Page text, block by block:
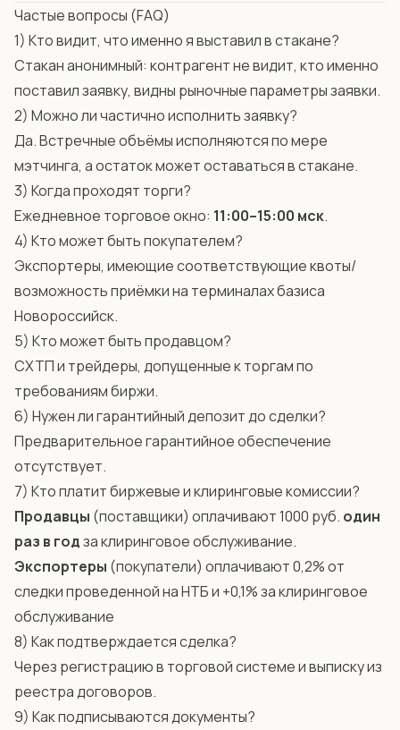
Частые вопросы (FAQ)
1) Кто видит, что именно я выставил в стакане?
Стакан анонимный: контрагент не видит, кто именно
поставил заявку, видны рыночные параметры заявки.
2) Можно ли частично исполнить заявку?
Да. Встречные объёмы исполняются по мере
мэтчинга, а остаток может оставаться в стакане.
3) Когда проходят торги?
Ежедневное торговое окно: 11:00–15:00 мск.
4) Кто может быть покупателем?
Экспортеры, имеющие соответствующие квоты/
возможность приёмки на терминалах базиса
Новороссийск.
5) Кто может быть продавцом?
СХТП и трейдеры, допущенные к торгам по
требованиям биржи.
6) Нужен ли гарантийный депозит до сделки?
Предварительное гарантийное обеспечение
отсутствует.
7) Кто платит биржевые и клиринговые комиссии?
Продавцы (поставщики) оплачивают 1000 руб. один
раз в годза клиринговое обслуживание.
Экспортеры (покупатели) оплачивают 0,2% от
следки проведенной на НТБ и +0,1% за клиринговое
обслуживание
8) Как подтверждается сделка?
Через регистрацию в торговой системе и выписку из
реестра договоров.
9) Как подписываются документы?